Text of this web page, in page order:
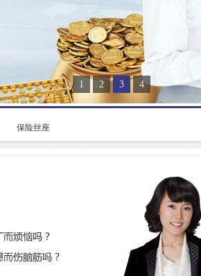
1 2 3 4
保险丝座